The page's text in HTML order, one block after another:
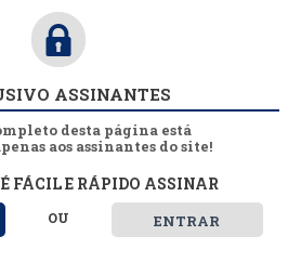
ASSINANTES
desta página está
aos assinantes do site!
FÁCIL E RÁPIDO ASSINAR
OU ENTRAR